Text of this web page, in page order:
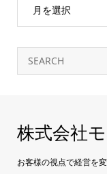
月を選択
株式会社
お客様の視点で経営を